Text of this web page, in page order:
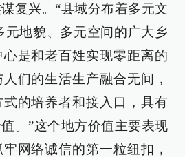
复兴。“县域分布着多元文
元地貌、多元空间的广大乡
是和老百姓实现零距离的
们的生活生产融合无间，
的培养者和接入口，具有
。”这个地方价值主要表现
网络诚信的第一粒纽扣，